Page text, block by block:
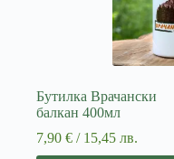
Бутилка Врачански
балкан 400мл
7,90 € / 15,45 лв.